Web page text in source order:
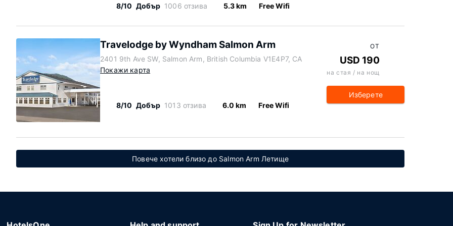
8/10 Добър 1006 отзива 5.3 km Free Wifi
Travelodge by Wyndham Salmon Arm
2401 9th Ave SW, Salmon Arm, British Columbia V1E4P7, CA
Покажи карта
8/10 Добър 1013 отзива 6.0 km Free Wifi
ОТ
USD 190
на стая / на нощ
Изберете
Повече хотели близо до Salmon Arm Летище